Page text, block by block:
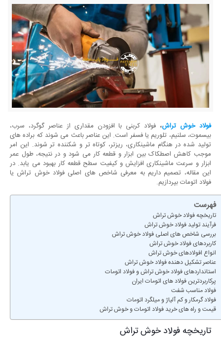
فولاد خوش تراش، فولاد کربنی با افزودن مقداری از عناصر گوگرد، سرب،
بیسموت، سلنیم، تلوریم یا فسفر است. این عناصر باعث می ‌شوند که براده ‌های
تولید شده در هنگام ماشینکاری، ریزتر، کوتاه‌ تر و شکننده ‌تر شوند. این امر
موجب کاهش اصطکاک بین ابزار و قطعه کار می ‌شود و در نتیجه، طول عمر
ابزار و سرعت ماشینکاری افزایش و کیفیت سطح قطعه کار بهبود می‌ یابد. در
این مقاله، تصمیم داریم به معرفی شاخص های اصلی فولاد خوش تراش یا
فولاد اتومات بپردازیم.
فهرست
تاریخچه فولاد خوش تراش
فرآیند تولید فولاد خوش تراش
بررسی شاخص های اصلی فولاد خوش تراش
کاربردهای فولاد خوش تراش
انواع افولادهای خوش تراش
عناصر تشکیل دهنده فولاد خوش تراش
استانداردهای فولاد خوش تراش و فولاد اتومات
پرکاربردترین فولاد های اتومات ایران
فولاد مناسب شفت
فولاد گرمکار و کم آلیاژ و میلگرد اتومات
قیمت و راه های خرید فولاد اتومات و خوش تراش
تاریخچه فولاد خوش تراش